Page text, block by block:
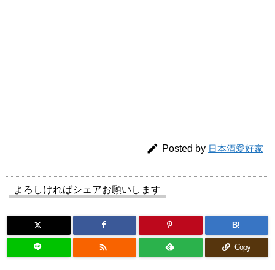
 Posted by 日本酒愛好家
よろしければシェアお願いします
B!
 Copy